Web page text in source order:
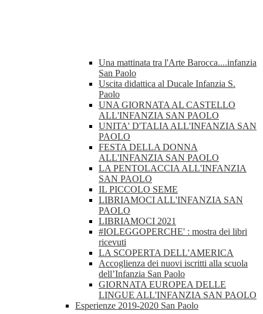
Una mattinata tra l'Arte Barocca....infanzia
San Paolo
Uscita didattica al Ducale Infanzia S.
Paolo
UNA GIORNATA AL CASTELLO
ALL'INFANZIA SAN PAOLO
UNITA' D'TALIA ALL'INFANZIA SAN
PAOLO
FESTA DELLA DONNA
ALL'INFANZIA SAN PAOLO
LA PENTOLACCIA ALL'INFANZIA
SAN PAOLO
IL PICCOLO SEME
LIBRIAMOCI ALL'INFANZIA SAN
PAOLO
LIBRIAMOCI 2021
#IOLEGGOPERCHE' : mostra dei libri
ricevuti
LA SCOPERTA DELL'AMERICA
Accoglienza dei nuovi iscritti alla scuola
dell’Infanzia San Paolo
GIORNATA EUROPEA DELLE
LINGUE ALL'INFANZIA SAN PAOLO
Esperienze 2019-2020 San Paolo